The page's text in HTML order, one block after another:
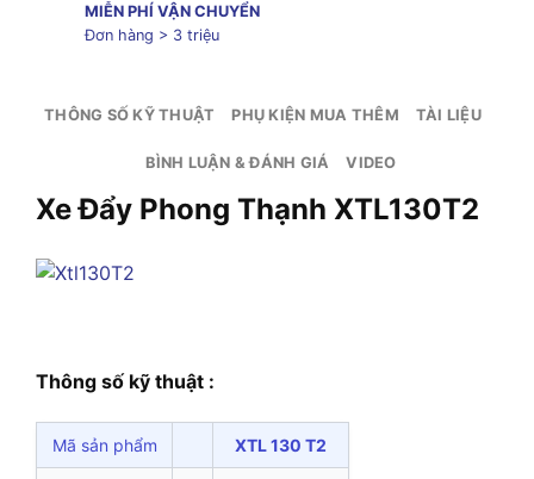
MIỄN PHÍ VẬN CHUYỂN
Đơn hàng > 3 triệu
THÔNG SỐ KỸ THUẬT PHỤ KIỆN MUA THÊM TÀI LIỆU
BÌNH LUẬN & ĐÁNH GIÁ VIDEO
Xe Đẩy Phong Thạnh XTL130T2
Thông số kỹ thuật :
Mã sản phẩm XTL 130 T2